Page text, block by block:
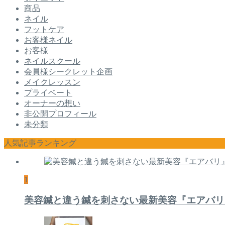
商品
ネイル
フットケア
お客様ネイル
お客様
ネイルスクール
会員様シークレット企画
メイクレッスン
プライベート
オーナーの想い
非公開プロフィール
未分類
人気記事ランキング
1
美容鍼と違う鍼を刺さない最新美容『エアバ